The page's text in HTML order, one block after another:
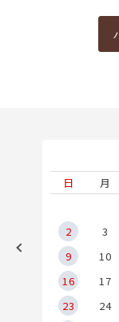
日
月
2
3
9
10
16
17
23
24